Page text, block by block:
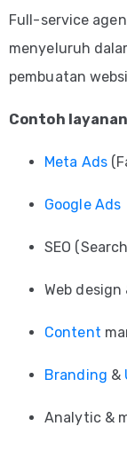
Full-service
menyeluruh
pembuatan
Contoh
Meta Ads
Google Ads
SEO
Web
Content
Branding &
Analytic &